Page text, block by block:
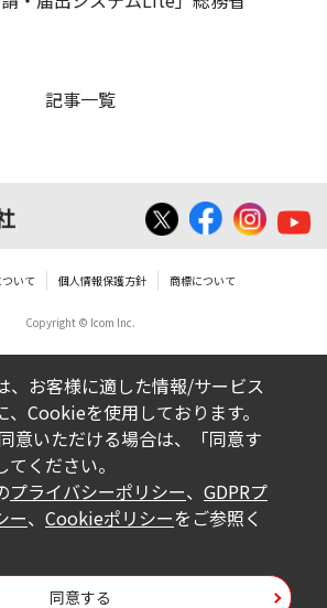
記事一覧
いて 個人情報保護方針 商標について
Copyright © Icom Inc.
、お客様に適した情報/サービス
、Cookieを使用しております。
意いただける場合は、「同意す
ください。
プライバシーポリシー、 GDPRプ
ー、 Cookieポリシーをご参照く
同意する